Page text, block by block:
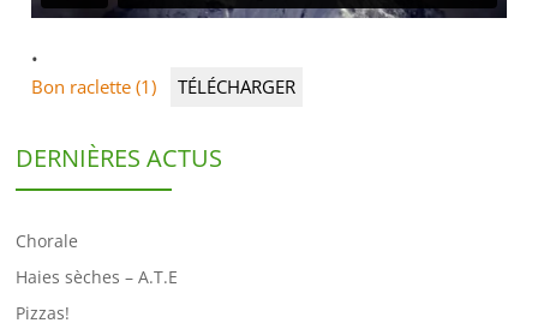
Bon raclette (1) TÉLÉCHARGER
DERNIÈRES ACTUS
Chorale
Haies sèches – A.T.E
Pizzas!